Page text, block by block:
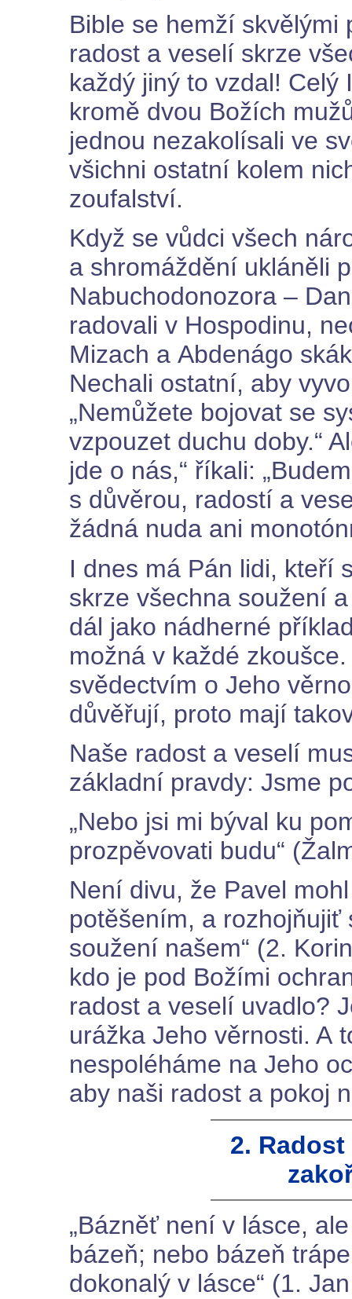
Bible se hemží skvělými
radost a veselí skrze
každý jiný to vzdal! Celý
kromě dvou Božích
jednou nezakolísali ve
všichni ostatní kolem
zoufalství.
Když se vůdci všech
a shromáždění ukláněli
Nabuchodonozora –
radovali v Hospodinu,
Mizach a Abdenágo
Nechali ostatní, aby
„Nemůžete bojovat se
vzpouzet duchu doby.“
jde o nás,“ říkali:
s důvěrou, radostí a
žádná nuda ani
I dnes má Pán lidi, kteří
skrze všechna soužení
dál jako nádherné
možná v každé
svědectvím o Jeho
důvěřují, proto mají
Naše radost a veselí
základní pravdy: Jsme
„Nebo jsi mi býval ku
prozpěvovati budu“
Není divu, že Pavel
potěšením, a rozhojňujiť
soužení našem“ (2.
kdo je pod Božími
radost a veselí uvadlo?
urážka Jeho věrnosti. A
nespoléháme na Jeho
aby naši radost a pokoj
2.
„Bázněť není v lásce,
bázeň; nebo bázeň
dokonalý v lásce“ (1.